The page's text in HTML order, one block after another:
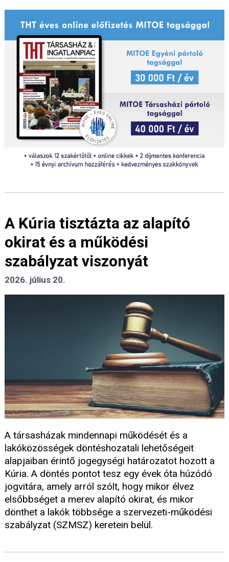
A Kúria tisztázta az alapító
okirat és a működési
szabályzat viszonyát
2026. július 20.
A társasházak mindennapi működését és a
lakóközösségek döntéshozatali lehetőségeit
alapjaiban érintő jogegységi határozatot hozott a
Kúria. A döntés pontot tesz egy évek óta húzódó
jogvitára, amely arról szólt, hogy mikor élvez
elsőbbséget a merev alapító okirat, és mikor
dönthet a lakók többsége a szervezeti-működési
szabályzat (SZMSZ) keretein belül.